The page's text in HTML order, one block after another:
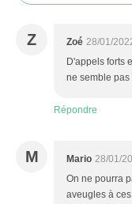
Z Zoé 28/01/
D'appels forts
ne semble
Répondre
M Mario 28/01/
On ne pourra
aveugles à